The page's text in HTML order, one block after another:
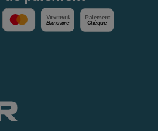
Virement
Bancaire
Paiement
Chèque